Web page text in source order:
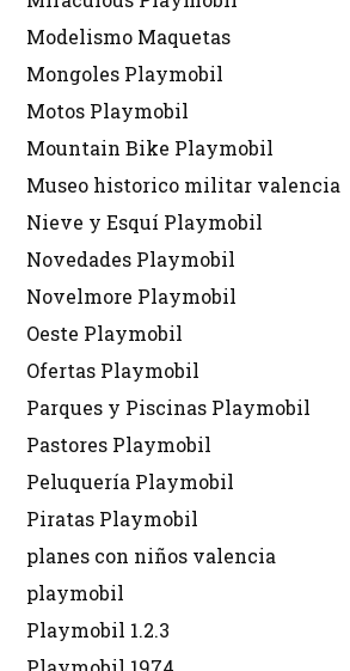
Modelismo Maquetas
Mongoles Playmobil
Motos Playmobil
Mountain Bike Playmobil
Museo historico militar valencia
Nieve y Esquí Playmobil
Novedades Playmobil
Novelmore Playmobil
Oeste Playmobil
Ofertas Playmobil
Parques y Piscinas Playmobil
Pastores Playmobil
Peluquería Playmobil
Piratas Playmobil
planes con niños valencia
playmobil
Playmobil 1.2.3